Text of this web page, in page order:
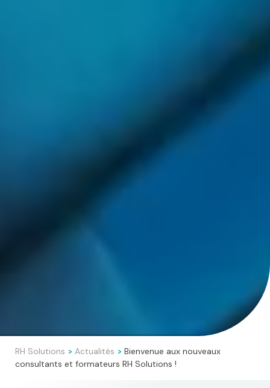
RH Solutions > Actualités > Bienvenue aux nouveaux
consultants et formateurs RH Solutions !